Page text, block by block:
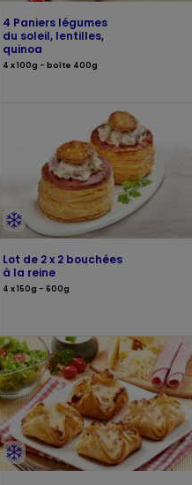
4 Paniers légumes
du soleil, lentilles,
quinoa
4 x 100g - boîte 400g
Lot de 2 x 2 bouchées
à la reine
4 x 150g - 600g